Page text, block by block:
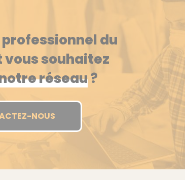
du
souhaitez
réseau?
NOUS